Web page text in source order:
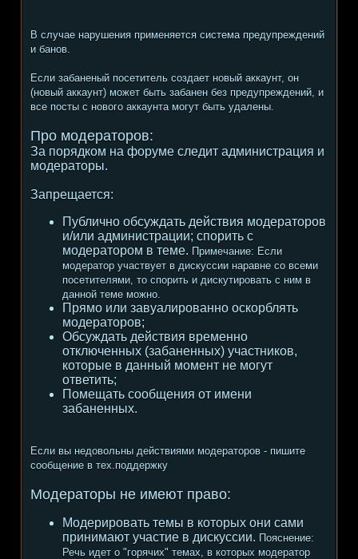
В случае нарушения применяется система предупреждений
и банов.
Если забаненый посетитель создает новый аккаунт, он
(новый аккаунт) может быть забанен без предупреждений, и
все посты с нового аккаунта могут быть удалены.
Про модераторов:
За порядком на форуме следит администрация и
модераторы.
Запрещается:
Публично обсуждать действия модераторов
и/или администрации; спорить с
модератором в теме. Примечание: Если
модератор участвует в дискуссии наравне со всеми
посетителями, то спорить и дискутировать с ним в
данной теме можно.
Прямо или завуалированно оскорблять
модераторов;
Обсуждать действия временно
отключенных (забаненных) участников,
которые в данный момент не могут
ответить;
Помещать сообщения от имени
забаненных.
Если вы недовольны действиями модераторов - пишите
сообщение в тех.поддержку
Модераторы не имеют право:
Модерировать темы в которых они сами
принимают участие в дискуссии. Пояснение:
Речь идет о "горячих" темах, в которых модератор